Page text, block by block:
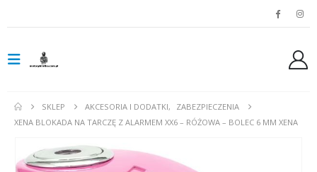
SKLEP AKCESORIA I DODATKI,
ZABEZPIECZENIA
XENA BLOKADA NA TARCZĘ Z ALARMEM XX6 – RÓŻOWA – BOLEC 6 MM XENA